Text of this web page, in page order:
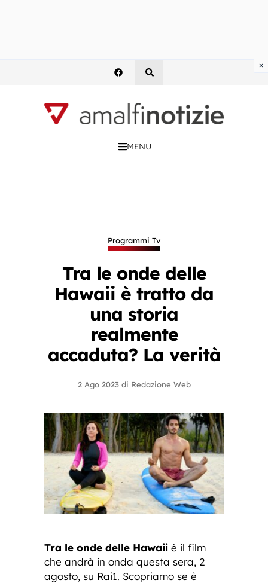
MENU
Programmi Tv
Tra le onde delle
Hawaii è tratto da
una storia
realmente
accaduta? La verità
2 Ago 2023 di Redazione Web
Tra le onde delle Hawaii è il film
che andrà in onda questa sera, 2
agosto, su Rai1. Scopriamo se è
×